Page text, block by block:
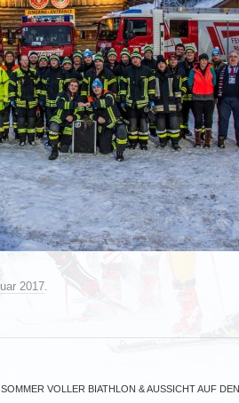
2017.
SOMMER VOLLER BIATHLON & AUSSICHT AUF